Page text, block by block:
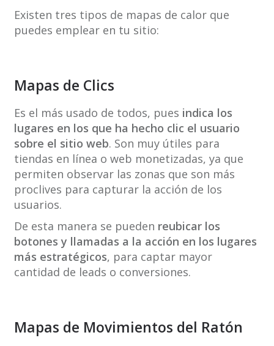
Existen tres tipos de mapas de calor que
puedes emplear en tu sitio:
Mapas de Clics
Es el más usado de todos, pues indica los
lugares en los que ha hecho clic el usuario
sobre el sitio web. Son muy útiles para
tiendas en línea o web monetizadas, ya que
permiten observar las zonas que son más
proclives para capturar la acción de los
usuarios.
De esta manera se pueden reubicar los
botones y llamadas a la acción en los lugares
más estratégicos, para captar mayor
cantidad de leads o conversiones.
Mapas de Movimientos del Ratón